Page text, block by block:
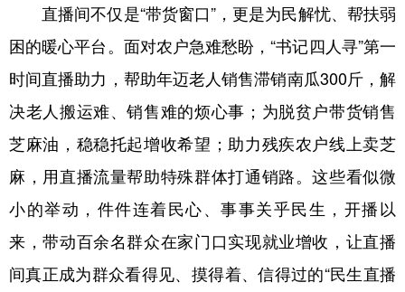
多语种频道
English Español Français عربى
Русский язык 日本語 한국어
Deutsch Português
直播间不仅是“带货窗口”，更是为民解忧、帮扶弱
困的暖心平台。面对农户急难愁盼，“书记四人寻”第一
时间直播助力，帮助年迈老人销售滞销南瓜300斤，解
决老人搬运难、销售难的烦心事；为脱贫户带货销售
芝麻油，稳稳托起增收希望；助力残疾农户线上卖芝
麻，用直播流量帮助特殊群体打通销路。这些看似微
小的举动，件件连着民心、事事关乎民生，开播以
来，带动百余名群众在家门口实现就业增收，让直播
间真正成为群众看得见、摸得着、信得过的“民生直播